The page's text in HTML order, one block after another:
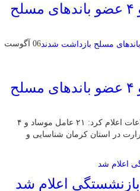
۲۱ عامل موساد و ۴ عضو باند‌های مسلح
06 آگوست
۲۱ عامل موساد و ۴ عضو باند‌های مسلح
محمودآباد آنلاین : وزارت اطلاعات اعلام کرد: ۲۱ عامل موساد و ۴
در استان کرمان شناسایی و
اعلام شد